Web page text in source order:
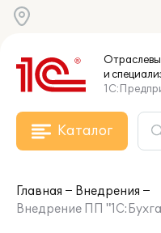
и
Каталог
Главная
Внедрения
Внедрение ПП